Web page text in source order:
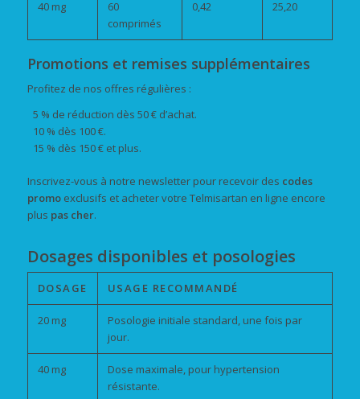
40 mg
60
comprimés
0,42 25,20
Promotions et remises supplémentaires
Profitez de nos offres régulières :
5 % de réduction dès 50 € d’achat.
10 % dès 100 €.
15 % dès 150 € et plus.
Inscrivez-vous à notre newsletter pour recevoir des codes
promoexclusifs et acheter votre Telmisartan en ligne encore
plus pas cher.
Dosages disponibles et posologies
DOSAGE USAGE RECOMMANDÉ
20 mg
Posologie initiale standard, une fois par
jour.
40 mg
Dose maximale, pour hypertension
résistante.